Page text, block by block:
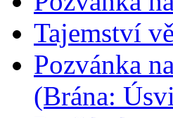
Tajemství
Pozvánka
(Brána: